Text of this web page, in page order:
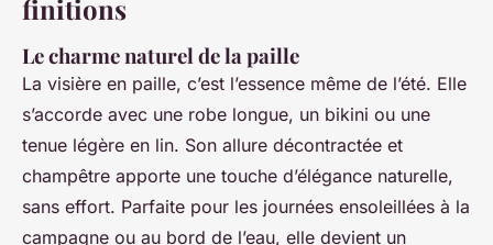
finitions
Le charme naturel de la paille
La visière en paille, c’est l’essence même de l’été. Elle
s’accorde avec une robe longue, un bikini ou une
tenue légère en lin. Son allure décontractée et
champêtre apporte une touche d’élégance naturelle,
sans effort. Parfaite pour les journées ensoleillées à la
campagne ou au bord de l’eau, elle devient un